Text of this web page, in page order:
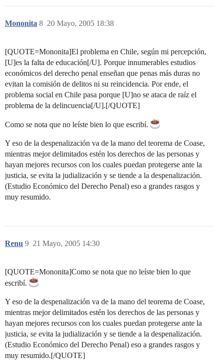
Mononita 20 Mayo, 2005 18:38
8
[QUOTE=Mononita]El problema en Chile, según mi percepción,
[U]es la falta de educación[/U]. Porque innumerables estudios
económicos del derecho penal enseñan que penas más duras no
evitan la comisión de delitos ni su reincidencia. Por ende, el
problema social en Chile pasa porque [U]no se ataca de raíz el
problema de la delincuencia[/U].[/QUOTE]
Como se nota que no leíste bien lo que escribí.
Y eso de la despenalización va de la mano del teorema de Coase,
mientras mejor delimitados estén los derechos de las personas y
hayan mejores recursos con los cuales puedan protegerse ante la
justicia, se evita la judialización y se tiende a la despenalización.
(Estudio Económico del Derecho Penal) eso a grandes rasgos y
muy resumido.
Renu 21 Mayo, 2005 14:30
9
[QUOTE=Mononita]Como se nota que no leíste bien lo que
escribí.
Y eso de la despenalización va de la mano del teorema de Coase,
mientras mejor delimitados estén los derechos de las personas y
hayan mejores recursos con los cuales puedan protegerse ante la
justicia, se evita la judialización y se tiende a la despenalización.
(Estudio Económico del Derecho Penal) eso a grandes rasgos y
muy resumido.[/QUOTE]